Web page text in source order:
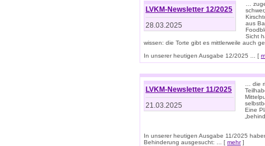
LVKM-Newsletter 12/2025
28.03.2025
…
aus
Sicht
wissen: die Torte gibt es mittlerweile auch
In unserer heutigen Ausgabe 12/2025 ... [
LVKM-Newsletter 11/2025
21.03.2025
… die
Eine
In unserer heutigen Ausgabe 11/2025
Behinderung ausgesucht: ... [ mehr]